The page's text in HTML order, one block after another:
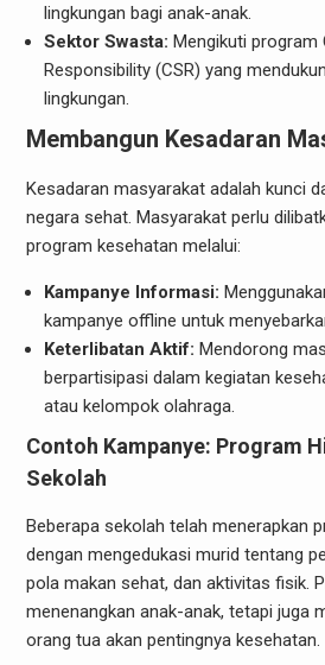
lingkungan bagi anak-anak.
Sektor Swasta: Mengikuti program
Responsibility (CSR) yang
lingkungan.
Membangun Kesadaran
Kesadaran masyarakat adalah kunci
negara sehat. Masyarakat perlu
program kesehatan melalui:
Kampanye Informasi:
kampanye offline untuk
Keterlibatan Aktif: Mendorong
berpartisipasi dalam kegiatan
atau kelompok olahraga.
Contoh Kampanye: Program
Sekolah
Beberapa sekolah telah menerapkan
dengan mengedukasi murid tentang
pola makan sehat, dan aktivitas fisik.
menenangkan anak-anak, tetapi juga
orang tua akan pentingnya kesehatan.